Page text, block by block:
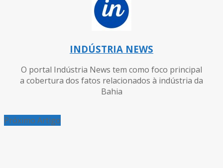
INDÚSTRIA NEWS
O portal Indústria News tem como foco principal
a cobertura dos fatos relacionados à indústria da
Bahia
Próximo Artigo